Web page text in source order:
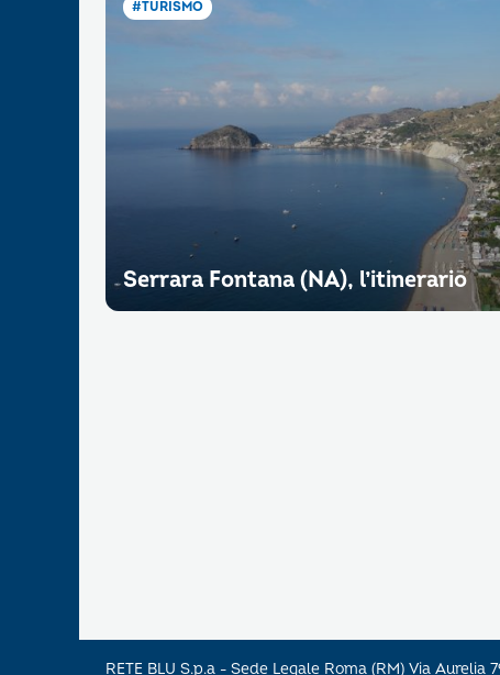
#TURISMO
Serrara Fontana (NA), l’itinerario
RETE BLU S.p.a - Sede Legale Roma (RM) Via Aurelia